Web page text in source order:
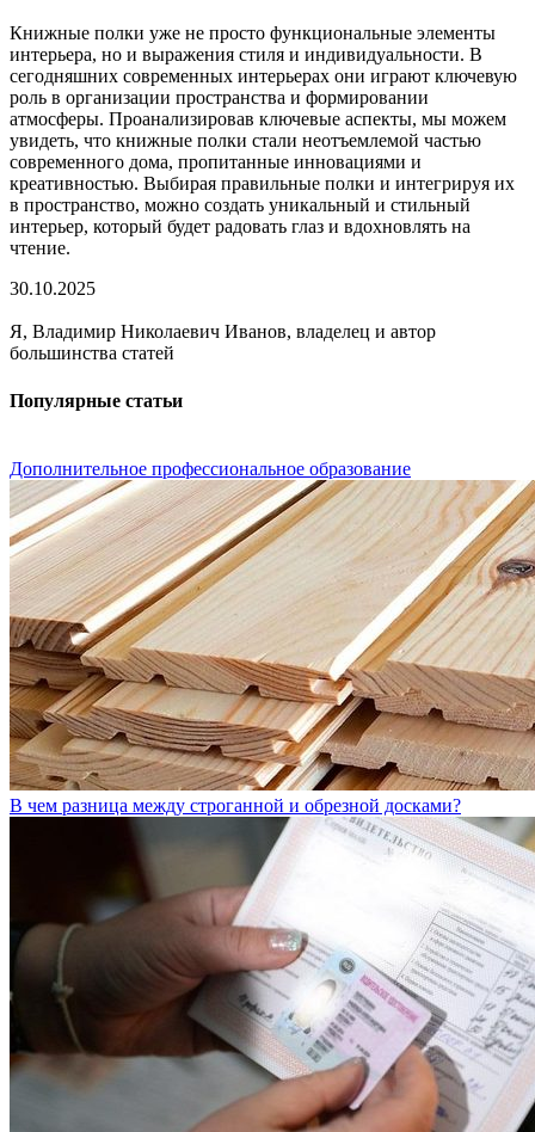
Книжные полки уже не просто функциональные элементы
интерьера, но и выражения стиля и индивидуальности. В
сегодняшних современных интерьерах они играют ключевую
роль в организации пространства и формировании
атмосферы. Проанализировав ключевые аспекты, мы можем
увидеть, что книжные полки стали неотъемлемой частью
современного дома, пропитанные инновациями и
креативностью. Выбирая правильные полки и интегрируя их
в пространство, можно создать уникальный и стильный
интерьер, который будет радовать глаз и вдохновлять на
чтение.
30.10.2025
Я, Владимир Николаевич Иванов, владелец и автор
большинства статей
Популярные статьи
Дополнительное профессиональное образование
В чем разница между строганной и обрезной досками?